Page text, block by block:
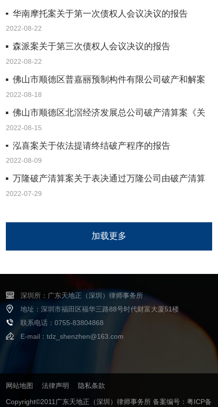
华南摩托案关于第一次债权人会议决议的报告
2022-08-22
森派案关于第三次债权人会议决议的报告
2022-08-22
佛山市顺德区普嘉丽预制构件有限公司破产和解案
《关于第六次债权人会议决议的报告》
2022-08-18
佛山市顺德区北滘经济发展总公司破产清算案《关
于表决通过再分配方案等事项决议的报告》
2022-08-15
泓喜案关于依法提请终结破产程序的报告
2022-08-09
万隆破产清算案关于表决通过万隆公司由破产清算
转重整程序事项的决议
2022-07-29
加载更多
深圳所：广东天地正（深圳）律师事务所
地址：深圳市福田区福华三路88号时代财富大厦51楼
联系电话：0755-83804868
E-mail：tdz_shenzhen@163.com
网站地图 法律声明 隐私条款
Copyright©2011广东天地正（深圳）律师事务所 备案编号：粤ICP备